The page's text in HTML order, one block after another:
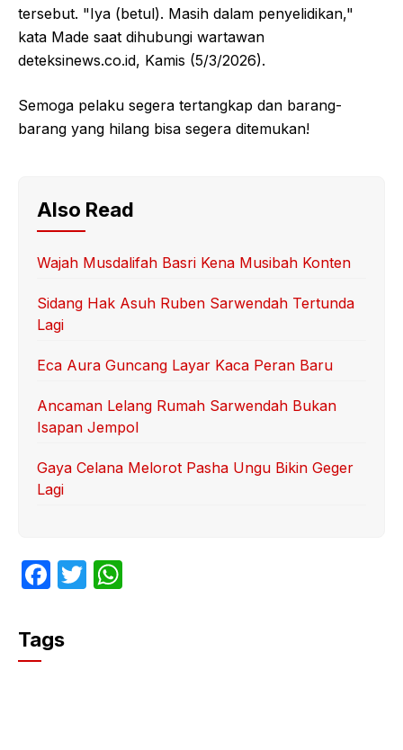
tersebut. "Iya (betul). Masih dalam penyelidikan,"
kata Made saat dihubungi wartawan
deteksinews.co.id, Kamis (5/3/2026).
Semoga pelaku segera tertangkap dan barang-
barang yang hilang bisa segera ditemukan!
Also Read
Wajah Musdalifah Basri Kena Musibah Konten
Sidang Hak Asuh Ruben Sarwendah Tertunda
Lagi
Eca Aura Guncang Layar Kaca Peran Baru
Ancaman Lelang Rumah Sarwendah Bukan
Isapan Jempol
Gaya Celana Melorot Pasha Ungu Bikin Geger
Lagi
F
c
e
T
Tags